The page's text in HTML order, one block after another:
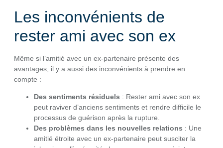
Les inconvénients de
rester ami avec son ex
Même si l’amitié avec un ex-partenaire présente des
avantages, il y a aussi des inconvénients à prendre en
compte :
Des sentiments résiduels : Rester ami avec son ex
peut raviver d’anciens sentiments et rendre difficile le
processus de guérison après la rupture.
Des problèmes dans les nouvelles relations : Une
amitié étroite avec un ex-partenaire peut susciter la